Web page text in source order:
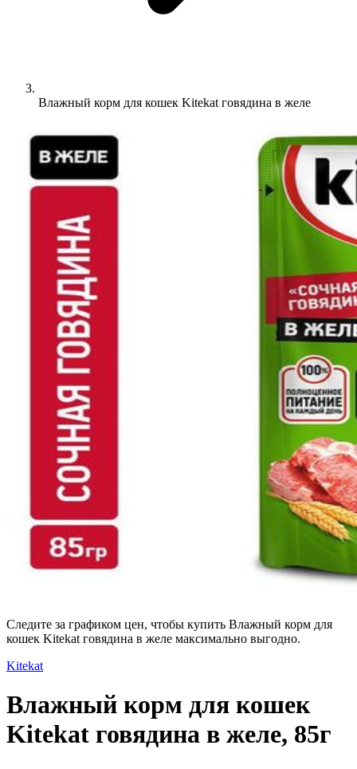
Влажный корм для кошек Kitekat говядина в желе
Следите за графиком цен, чтобы купить Влажный корм для
кошек Kitekat говядина в желе максимально выгодно.
Kitekat
Влажный корм для кошек
Kitekat говядина в желе, 85г